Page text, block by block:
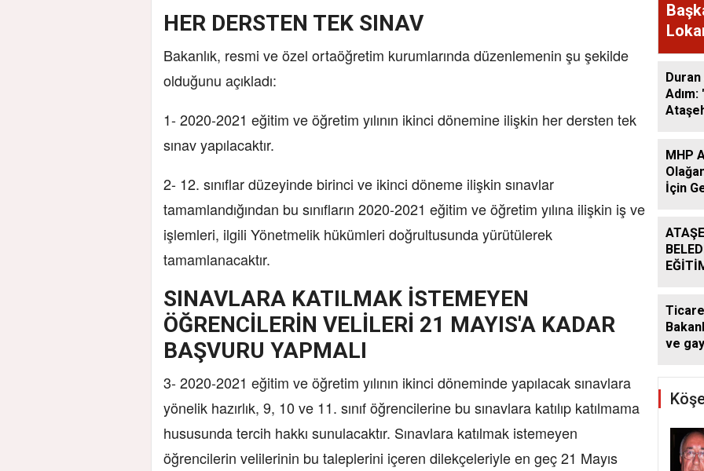
HER DERSTEN TEK SINAV
Bakanlık, resmi ve özel ortaöğretim kurumlarında düzenlemenin şu şekilde
olduğunu açıkladı:
1- 2020-2021 eğitim ve öğretim yılının ikinci dönemine ilişkin her dersten tek
sınav yapılacaktır.
2- 12. sınıflar düzeyinde birinci ve ikinci döneme ilişkin sınavlar
tamamlandığından bu sınıfların 2020-2021 eğitim ve öğretim yılına ilişkin iş ve
işlemleri, ilgili Yönetmelik hükümleri doğrultusunda yürütülerek
tamamlanacaktır.
SINAVLARA KATILMAK İSTEMEYEN
ÖĞRENCİLERİN VELİLERİ 21 MAYIS'A KADAR
BAŞVURU YAPMALI
3- 2020-2021 eğitim ve öğretim yılının ikinci döneminde yapılacak sınavlara
yönelik hazırlık, 9, 10 ve 11. sınıf öğrencilerine bu sınavlara katılıp katılmama
hususunda tercih hakkı sunulacaktır. Sınavlara katılmak istemeyen
öğrencilerin velilerinin bu taleplerini içeren dilekçeleriyle en geç 21 Mayıs
Bir
Adım:
MHP
İçin
ve